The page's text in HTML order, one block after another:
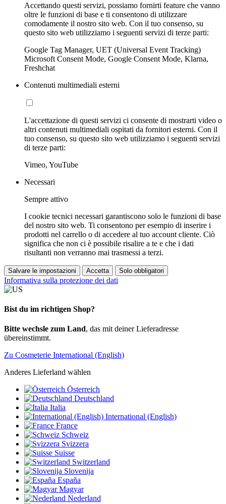
Accettando questi servizi, possiamo fornirti feature che vanno
oltre le funzioni di base e ti consentono di utilizzare
comodamente il nostro sito web. Con il tuo consenso, su
questo sito web utilizziamo i seguenti servizi di terze parti:
Google Tag Manager, UET (Universal Event Tracking)
Microsoft Consent Mode, Google Consent Mode, Klarna,
Freshchat
Contenuti multimediali esterni
L'accettazione di questi servizi ci consente di mostrarti video o
altri contenuti multimediali ospitati da fornitori esterni. Con il
tuo consenso, su questo sito web utilizziamo i seguenti servizi
di terze parti:
Vimeo, YouTube
Necessari
Sempre attivo
I cookie tecnici necessari garantiscono solo le funzioni di base
del nostro sito web. Ti consentono per esempio di inserire i
prodotti nel carrello o di accedere al tuo account cliente. Ciò
significa che non ci è possibile risalire a te e che i dati
risultanti non verranno mai trasmessi a terzi.
Salvare le impostazioni Accetta Solo obbligatori
Informativa sulla protezione dei dati
Bist du im richtigen Shop?
Bitte wechsle zum Land, das mit deiner Lieferadresse
übereinstimmt.
Zu Cosmeterie International (English)
Anderes Lieferland wählen
Österreich
Deutschland
Italia
International (English)
France
Schweiz
Svizzera
Suisse
Switzerland
Slovenija
España
Magyar
Nederland